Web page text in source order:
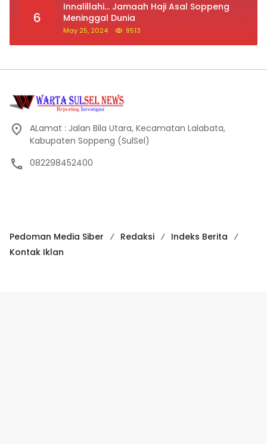
6
Innalillahi… Jamaah Haji Asal Soppeng
Meninggal Dunia
May 25, 2024 9513
ALamat : Jalan Bila Utara, Kecamatan Lalabata,
Kabupaten Soppeng (SulSel)
082298452400
Pedoman Media Siber Redaksi
Indeks Berita
Kontak Iklan